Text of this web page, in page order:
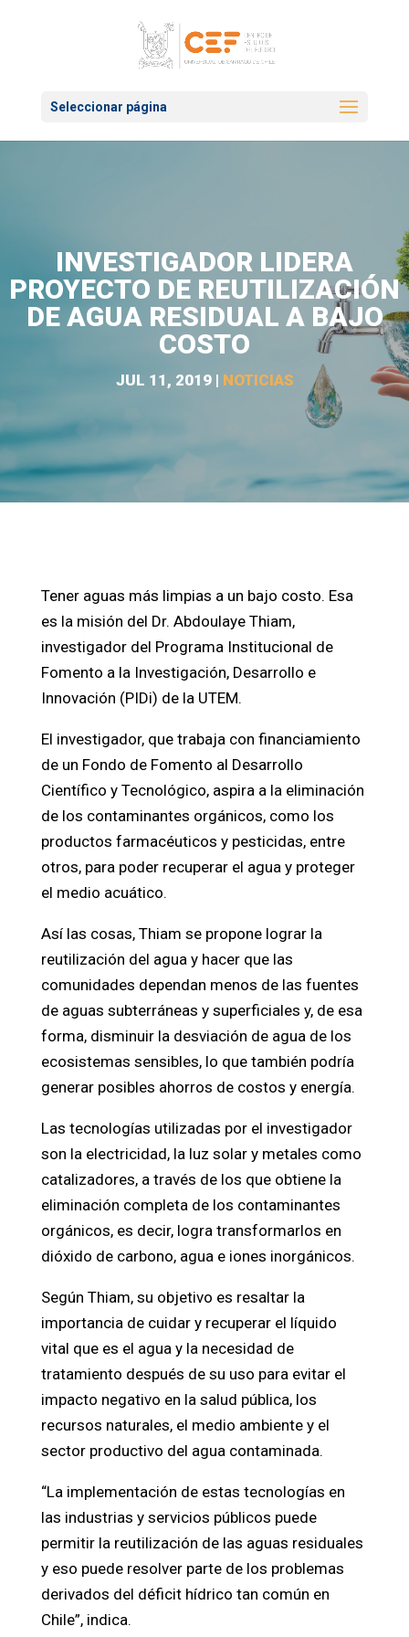
Seleccionar página
INVESTIGADOR LIDERA
PROYECTO DE REUTILIZACIÓN
DE AGUA RESIDUAL A BAJO
COSTO
JUL 11, 2019| NOTICIAS
Tener aguas más limpias a un bajo costo. Esa
es la misión del Dr. Abdoulaye Thiam,
investigador del Programa Institucional de
Fomento a la Investigación, Desarrollo e
Innovación (PIDi) de la UTEM.
El investigador, que trabaja con financiamiento
de un Fondo de Fomento al Desarrollo
Científico y Tecnológico, aspira a la eliminación
de los contaminantes orgánicos, como los
productos farmacéuticos y pesticidas, entre
otros, para poder recuperar el agua y proteger
el medio acuático.
Así las cosas, Thiam se propone lograr la
reutilización del agua y hacer que las
comunidades dependan menos de las fuentes
de aguas subterráneas y superficiales y, de esa
forma, disminuir la desviación de agua de los
ecosistemas sensibles, lo que también podría
generar posibles ahorros de costos y energía.
Las tecnologías utilizadas por el investigador
son la electricidad, la luz solar y metales como
catalizadores, a través de los que obtiene la
eliminación completa de los contaminantes
orgánicos, es decir, logra transformarlos en
dióxido de carbono, agua e iones inorgánicos.
Según Thiam, su objetivo es resaltar la
importancia de cuidar y recuperar el líquido
vital que es el agua y la necesidad de
tratamiento después de su uso para evitar el
impacto negativo en la salud pública, los
recursos naturales, el medio ambiente y el
sector productivo del agua contaminada.
“La implementación de estas tecnologías en
las industrias y servicios públicos puede
permitir la reutilización de las aguas residuales
y eso puede resolver parte de los problemas
derivados del déficit hídrico tan común en
Chile”, indica.